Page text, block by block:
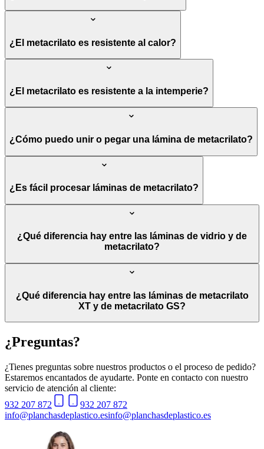
¿El metacrilato es resistente al calor?
¿El metacrilato es resistente a la intemperie?
¿Cómo puedo unir o pegar una lámina de metacrilato?
¿Es fácil procesar láminas de metacrilato?
¿Qué diferencia hay entre las láminas de vidrio y de
metacrilato?
¿Qué diferencia hay entre las láminas de metacrilato
XT y de metacrilato GS?
¿Preguntas?
¿Tienes preguntas sobre nuestros productos o el proceso de pedido?
Estaremos encantados de ayudarte. Ponte en contacto con nuestro
servicio de atención al cliente:
932 207 872
932 207 872
info@planchasdeplastico.esinfo@planchasdeplastico.es